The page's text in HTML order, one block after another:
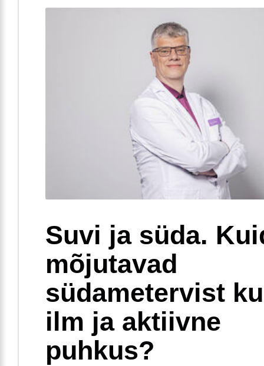
Suvi ja süda.
mõjutavad
südametervist
ilm ja aktiivne
puhkus?